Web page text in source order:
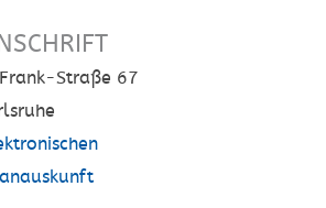
Straße 67